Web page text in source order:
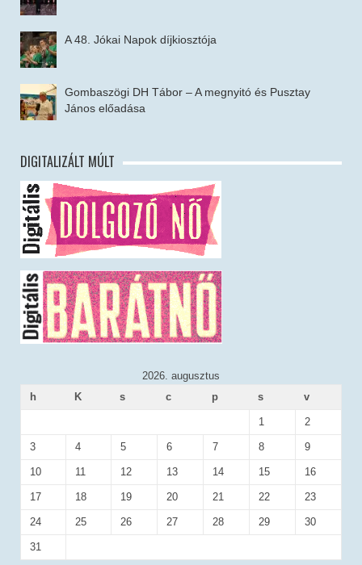
A 48. Jókai Napok díjkiosztója
Gombaszögi DH Tábor – A megnyitó és Pusztay
János előadása
DIGITALIZÁLT MÚLT
2026. augusztus
h
K s c p s v
1 2
3 4 5 6 7 8 9
10 11 12 13 14 15 16
17 18 19 20 21 22 23
24 25 26 27 28 29 30
31